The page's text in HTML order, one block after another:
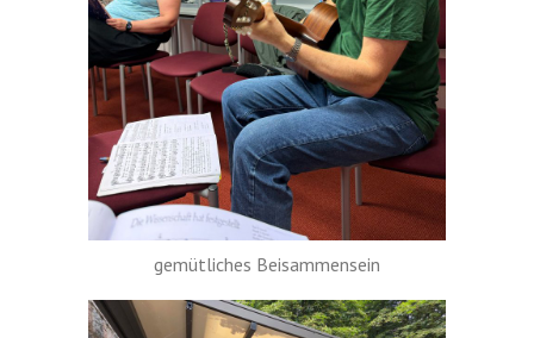
gemütliches Beisammensein